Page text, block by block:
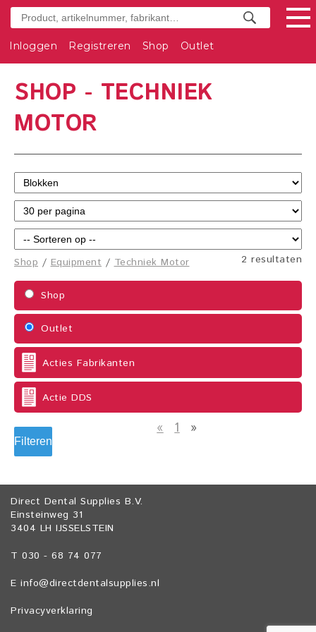
Inloggen Registreren Shop Outlet
SHOP - TECHNIEK
MOTOR
2 resultaten
Shop /Equipment /Techniek Motor
Shop
Outlet
Acties Fabrikanten
Actie DDS
Filteren
« 1 »
Direct Dental Supplies B.V.
Einsteinweg 31
3404 LH IJSSELSTEIN
T 030 - 68 74 077
E info@directdentalsupplies.nl
Privacyverklaring